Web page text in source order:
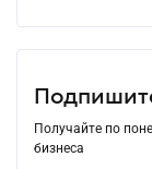
Получайте по
бизнеса